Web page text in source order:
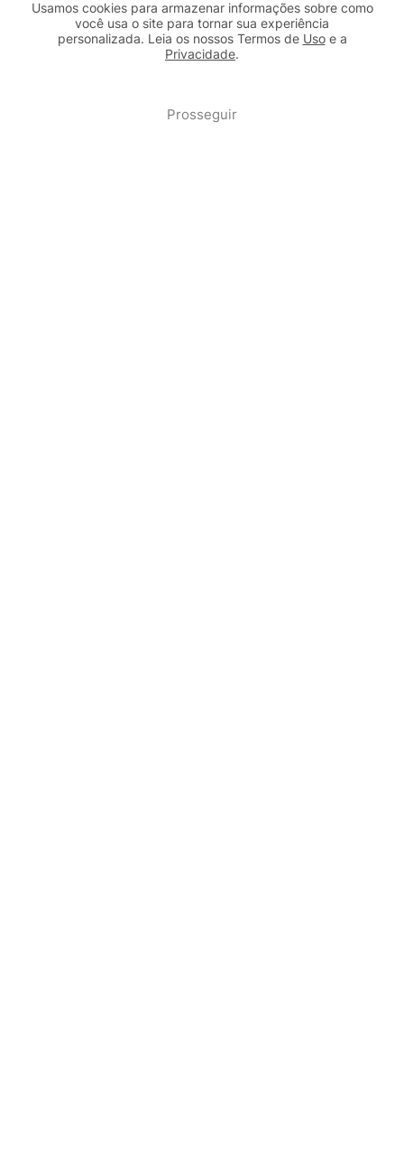
Usamos cookies para armazenar informações sobre como
você usa o site para tornar sua experiência
personalizada. Leia os nossos Termos de Usoe a
Privacidade.
Prosseguir